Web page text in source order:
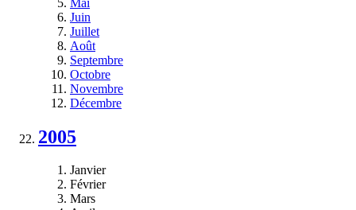
Juin
Juillet
Août
Septembre
Octobre
Novembre
Décembre
2005
Janvier
Février
Mars